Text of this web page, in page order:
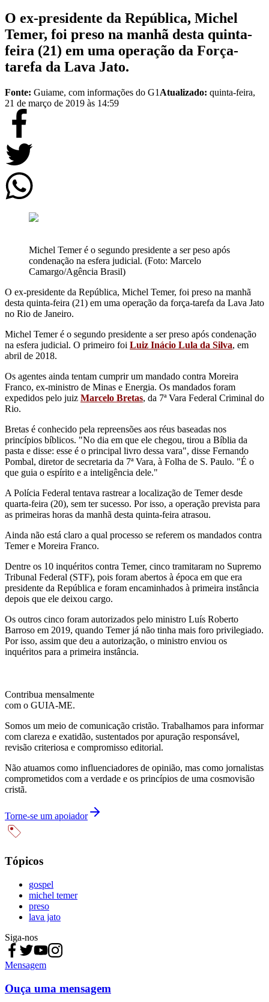
O ex-presidente da República, Michel
Temer, foi preso na manhã desta quinta-
feira (21) em uma operação da Força-
tarefa da Lava Jato.
Fonte: Guiame, com informações do G1 Atualizado: quinta-feira,
21 de março de 2019 às 14:59
Michel Temer é o segundo presidente a ser peso após
condenação na esfera judicial. (Foto: Marcelo
Camargo/Agência Brasil)
O ex-presidente da República, Michel Temer, foi preso na manhã
desta quinta-feira (21) em uma operação da força-tarefa da Lava Jato
no Rio de Janeiro.
Michel Temer é o segundo presidente a ser preso após condenação
na esfera judicial. O primeiro foi Luiz Inácio Lula da Silva, em
abril de 2018.
Os agentes ainda tentam cumprir um mandado contra Moreira
Franco, ex-ministro de Minas e Energia. Os mandados foram
expedidos pelo juiz Marcelo Bretas, da 7ª Vara Federal Criminal do
Rio.
Bretas é conhecido pela repreensões aos réus baseadas nos
princípios bíblicos. "No dia em que ele chegou, tirou a Bíblia da
pasta e disse: esse é o principal livro dessa vara", disse Fernando
Pombal, diretor de secretaria da 7ª Vara, à Folha de S. Paulo. "É o
que guia o espírito e a inteligência dele."
A Polícia Federal tentava rastrear a localização de Temer desde
quarta-feira (20), sem ter sucesso. Por isso, a operação prevista para
as primeiras horas da manhã desta quinta-feira atrasou.
Ainda não está claro a qual processo se referem os mandados contra
Temer e Moreira Franco.
Dentre os 10 inquéritos contra Temer, cinco tramitaram no Supremo
Tribunal Federal (STF), pois foram abertos à época em que era
presidente da República e foram encaminhados à primeira instância
depois que ele deixou cargo.
Os outros cinco foram autorizados pelo ministro Luís Roberto
Barroso em 2019, quando Temer já não tinha mais foro privilegiado.
Por isso, assim que deu a autorização, o ministro enviou os
inquéritos para a primeira instância.
Contribua mensalmente
com o GUIA-ME.
Somos um meio de comunicação cristão. Trabalhamos para informar
com clareza e exatidão, sustentados por apuração responsável,
revisão criteriosa e compromisso editorial.
Não atuamos como influenciadores de opinião, mas como jornalistas
comprometidos com a verdade e os princípios de uma cosmovisão
cristã.
Torne-se um apoiador
Tópicos
gospel
michel temer
preso
lava jato
Siga-nos
Mensagem
Ouça uma mensagem